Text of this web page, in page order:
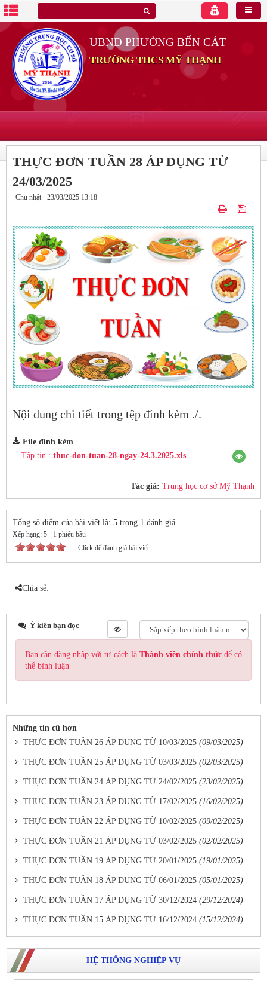
UBND PHƯỜNG BẾN CÁT
TRƯỜNG THCS MỸ THẠNH
THỰC ĐƠN TUẦN 28 ÁP DỤNG TỪ
24/03/2025
Chủ nhật - 23/03/2025 13:18
Nội dung chi tiết trong tệp đính kèm ./.
File đính kèm
Tập tin : thuc-don-tuan-28-ngay-24.3.2025.xls
Tác giả: Trung học cơ sở Mỹ Thạnh
Tổng số điểm của bài viết là: 5 trong 1 đánh giá
Xếp hạng: 5 - 1 phiếu bầu
Click để đánh giá bài viết
Chia sẻ:
Ý kiến bạn đọc
Bạn cần đăng nhập với tư cách là Thành viên chính thức để có
thể bình luận
Những tin cũ hơn
THỰC ĐƠN TUẦN 26 ÁP DỤNG TỪ 10/03/2025 (09/03/2025)
THỰC ĐƠN TUẦN 25 ÁP DỤNG TỪ 03/03/2025 (02/03/2025)
THỰC ĐƠN TUẦN 24 ÁP DỤNG TỪ 24/02/2025 (23/02/2025)
THỰC ĐƠN TUẦN 23 ÁP DỤNG TỪ 17/02/2025 (16/02/2025)
THỰC ĐƠN TUẦN 22 ÁP DỤNG TỪ 10/02/2025 (09/02/2025)
THỰC ĐƠN TUẦN 21 ÁP DỤNG TỪ 03/02/2025 (02/02/2025)
THỰC ĐƠN TUẦN 19 ÁP DỤNG TỪ 20/01/2025 (19/01/2025)
THỰC ĐƠN TUẦN 18 ÁP DỤNG TỪ 06/01/2025 (05/01/2025)
THỰC ĐƠN TUẦN 17 ÁP DỤNG TỪ 30/12/2024 (29/12/2024)
THỰC ĐƠN TUẦN 15 ÁP DỤNG TỪ 16/12/2024 (15/12/2024)
HỆ THỐNG NGHIỆP VỤ